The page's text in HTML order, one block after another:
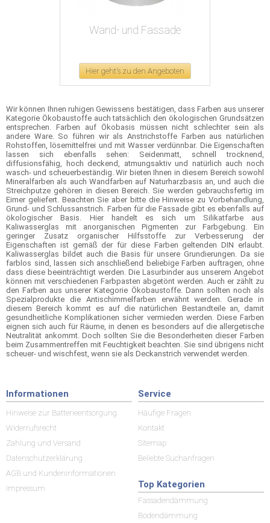
Wand- und Fassade
Hier geht's zu den Angeboten
Wir können Ihnen ruhigen Gewissens bestätigen, dass Farben aus unserer
Kategorie Ökobaustoffe auch tatsächlich den ökologischen Grundsätzen
entsprechen. Farben auf Ökobasis müssen nicht schlechter sein als
andere Ware. So führen wir als Anstrichstoffe Farben aus natürlichen
Rohstoffen, lösemittelfrei und mit Wasser verdünnbar. Die Eigenschaften
lassen sich ebenfalls sehen: Seidenmatt, schnell trocknend,
diffusionsfähig, hoch deckend, atmungsaktiv und natürlich auch noch
wasch- und scheuerbeständig. Wir bieten Ihnen in diesem Bereich sowohl
Mineralfarben als auch Wandfarben auf Naturharzbasis an, und auch die
Streichputze gehören in diesen Bereich. Sie werden gebrauchsfertig im
Eimer geliefert. Beachten Sie aber bitte die Hinweise zu Vorbehandlung,
Grund- und Schlussanstrich. Farben für die Fassade gibt es ebenfalls auf
ökologischer Basis. Hier handelt es sich um Silikatfarbe aus
Kaliwasserglas mit anorganischen Pigmenten zur Farbgebung. Ein
geringer Zusatz organischer Hilfsstoffe zur Verbesserung der
Eigenschaften ist gemäß der für diese Farben geltenden DIN erlaubt.
Kaliwasserglas bildet auch die Basis für unsere Grundierungen. Da sie
farblos sind, lassen sich anschließend beliebige Farben auftragen, ohne
dass diese beeinträchtigt werden. Die Lasurbinder aus unserem Angebot
können mit verschiedenen Farbpasten abgetönt werden. Auch er zählt zu
den Farben aus unserer Kategorie Ökobaustoffe. Dann sollten noch als
Spezialprodukte die Antischimmelfarben erwähnt werden. Gerade in
diesem Bereich kommt es auf die natürlichen Bestandteile an, damit
gesundheitliche Komplikationen sicher vermieden werden. Diese Farben
eignen sich auch für Räume, in denen es besonders auf die allergetische
Neutralität ankommt. Doch sollten Sie die Besonderheiten dieser Farben
beim Zusammentreffen mit Feuchtigkeit beachten. Sie sind übrigens nicht
scheuer- und wischfest, wenn sie als Deckanstrich verwendet werden.
Informationen
Hinweise zur Batterieentsorgung
Widerrufsrecht
Zahlung und Versand
Datenschutzerklärung
AGB und Kundeninformationen
Impressum
Service
Häufige Fragen
Kontakt
Sitemap
Beliebte Suchanfragen
Top Kategorien
Fassadendämmung
Bodendämmung